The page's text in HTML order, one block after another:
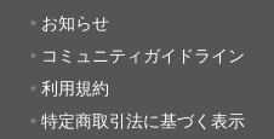
お知らせ
コミュニティガイドライン
利用規約
特定商取引法に基づく表示